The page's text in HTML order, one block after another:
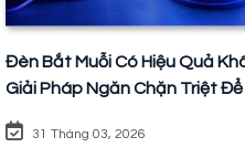
Đèn Bắt Muỗi Có Hiệu Quả
Giải Pháp Ngăn Chặn Triệt Để
31 Tháng 03, 2026